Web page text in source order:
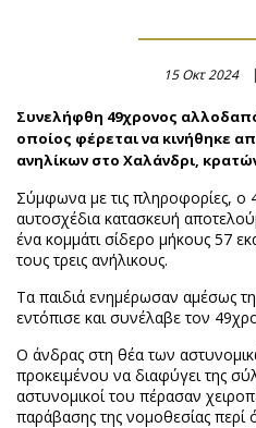
15 Οκτ 2024
Συνελήφθη 49χρονος
οποίος φέρεται να κινήθηκε
ανηλίκων στο Χαλάνδρι,
Σύμφωνα με τις πληροφορίες, ο
αυτοσχέδια κατασκευή
ένα κομμάτι σίδερο μήκους 57
τους τρεις ανήλικους.
Τα παιδιά ενημέρωσαν αμέσως
εντόπισε και συνέλαβε τον
Ο άνδρας στη θέα των
προκειμένου να διαφύγει της
αστυνομικοί του πέρασαν
παράβασης της νομοθεσίας περί